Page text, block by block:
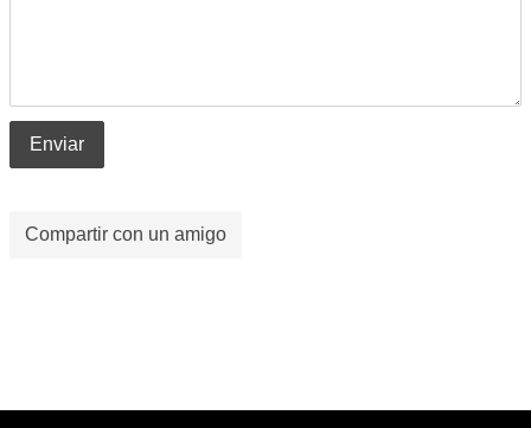
Enviar
Compartir con un amigo